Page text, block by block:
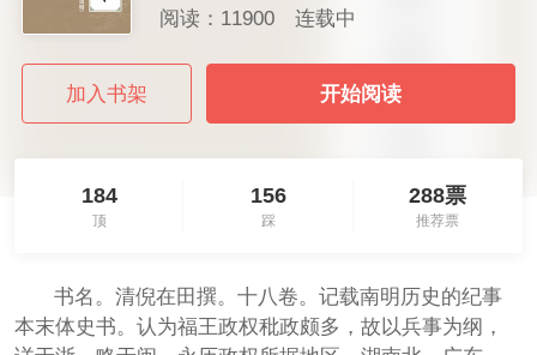
阅读：11900
连载中
加入书架 开始阅读
184
顶
156
踩
288票
推荐票
书名。清倪在田撰。十八卷。记载南明历史的纪事
本末体史书。认为福王政权秕政颇多，故以兵事为纲，